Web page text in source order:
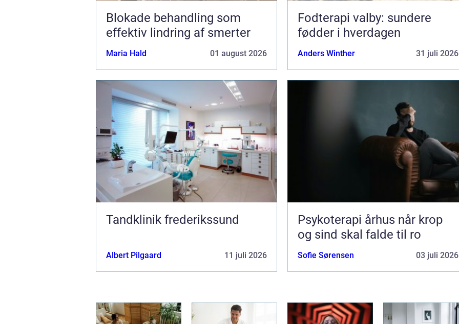
Blokade behandling som
effektiv lindring af smerter
Maria Hald 01 august 2026
Fodterapi valby: sundere
fødder i hverdagen
Anders Winther 31 juli 2026
Tandklinik frederikssund
Albert Pilgaard 11 juli 2026
Psykoterapi århus når krop
og sind skal falde til ro
Sofie Sørensen 03 juli 2026